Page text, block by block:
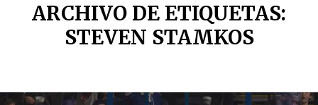
ARCHIVO DE ETIQUETAS:
STEVEN STAMKOS